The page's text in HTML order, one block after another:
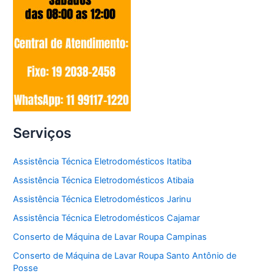
Serviços
Assistência Técnica Eletrodomésticos Itatiba
Assistência Técnica Eletrodomésticos Atibaia
Assistência Técnica Eletrodomésticos Jarinu
Assistência Técnica Eletrodomésticos Cajamar
Conserto de Máquina de Lavar Roupa Campinas
Conserto de Máquina de Lavar Roupa Santo Antônio de
Posse